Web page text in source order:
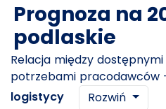
Prognoza na
podlaskie
Relacja między
potrzebami pracodawców
logistycy
Rozwiń